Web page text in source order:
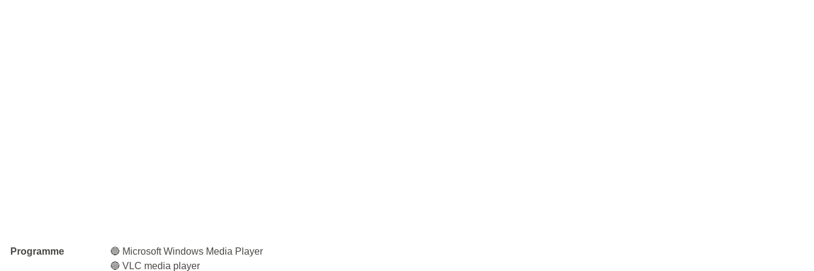
Programme
🔵 Microsoft Windows Media Player
🔵 VLC media player